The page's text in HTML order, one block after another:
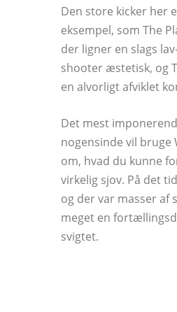
Den store kicker her
eksempel, som The
der ligner en slags
shooter æstetisk, og
en alvorligt afviklet
Det mest
nogensinde vil bruge
om, hvad du kunne
virkelig sjov. På det
og der var masser af
meget en
svigtet.